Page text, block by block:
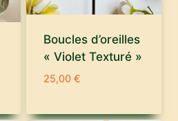
Boucles d’oreilles
« Violet Texturé »
25,00 €